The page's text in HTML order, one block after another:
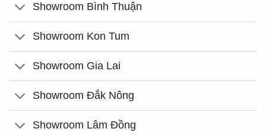
Showroom Bình Thuận
Showroom Kon Tum
Showroom Gia Lai
Showroom Đắk Nông
Showroom Lâm Đồng